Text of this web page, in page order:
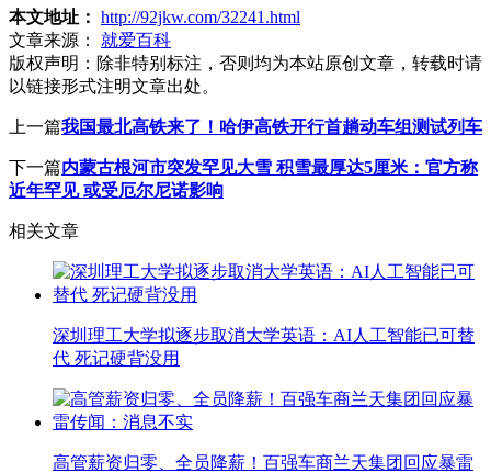
本文地址： http://92jkw.com/32241.html
文章来源：
就爱百科
版权声明： 除非特别标注，否则均为本站原创文章，转载时请
以链接形式注明文章出处。
上一篇我国最北高铁来了！哈伊高铁开行首趟动车组测试列车
下一篇内蒙古根河市突发罕见大雪 积雪最厚达5厘米：官方称
近年罕见 或受厄尔尼诺影响
相关文章
深圳理工大学拟逐步取消大学英语：AI人工智能已可替
代 死记硬背没用
高管薪资归零、全员降薪！百强车商兰天集团回应暴雷